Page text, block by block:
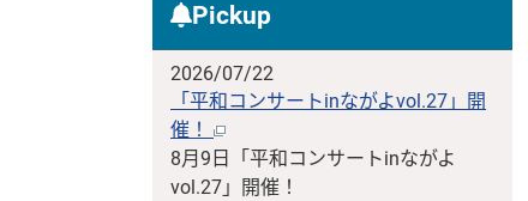
Pickup
2026/07/22
「平和コンサートinながよvol.27」開
催！
8月9日「平和コンサートinながよ
vol.27」開催！